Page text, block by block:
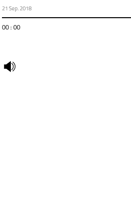
21 Sep. 2018
00 : 00